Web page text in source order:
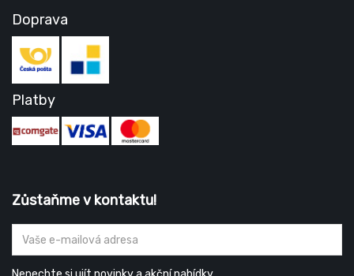
Doprava
Platby
Zůstaňme v kontaktu!